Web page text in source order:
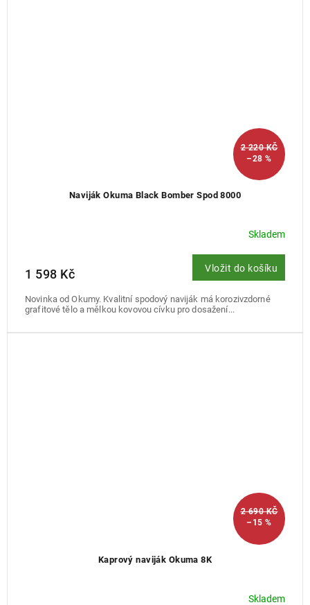
2 220 KČ
–28 %
Naviják Okuma Black Bomber Spod 8000
Skladem
1 598 Kč Vložit do košíku
Novinka od Okumy. Kvalitní spodový naviják má korozivzdorné
grafitové tělo a mělkou kovovou cívku pro dosažení...
2 690 KČ
–15 %
Kaprový naviják Okuma 8K
Skladem